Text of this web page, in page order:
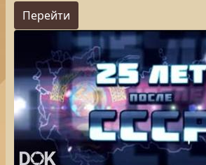
Перейти